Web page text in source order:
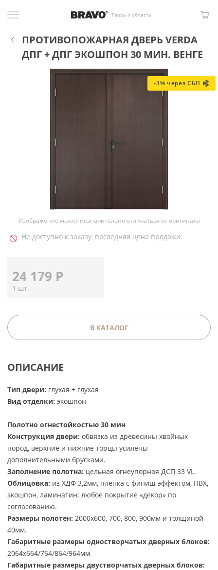
Тверь и область
ПРОТИВОПОЖАРНАЯ ДВЕРЬ VERDA
ДПГ + ДПГ ЭКОШПОН 30 МИН. ВЕНГЕ
-3% через СБП
Изображение может незначительно отличаться от оригинала
Не доступно к заказу, последняя цена продажи:
24 179 Р
1 шт.
В КАТАЛОГ
ОПИСАНИЕ
Тип двери: глухая + глухая
Вид отделки: экошпон
Полотно огнестойкостью 30 мин
Конструкция двери: обвязка из древесины хвойных
пород, верхние и нижние торцы усилены
дополнительными брусками.
Заполнение полотна: цельная огнеупорная ДСП 33 VL.
Облицовка: из ХДФ 3,2мм, пленка с финиш-эффектом, ПВХ,
экошпон, ламинатин; любое покрытие «декор» по
согласованию.
Размеры полотен: 2000х600, 700, 800, 900мм и толщиной
40мм.
Габаритные размеры одностворчатых дверных блоков:
2064х664/764/864/964мм
Габаритные размеры двустворчатых дверных блоков: